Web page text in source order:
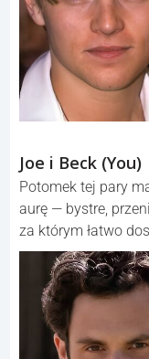
Joe i Beck (You)
Potomek tej pary
aurę — bystre,
za którym łatwo